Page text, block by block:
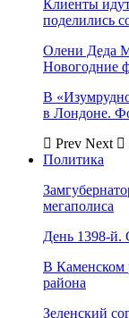
Клиенты
поделились
Олени Деда
Новогодние
В
в Лондоне.
Prev Next
Политика
мегаполиса
День 1398-й.
В Каменском
района
Зеленский